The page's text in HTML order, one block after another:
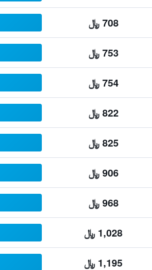
708 ﷼
753 ﷼
754 ﷼
822 ﷼
825 ﷼
906 ﷼
968 ﷼
1,028 ﷼
1,195 ﷼